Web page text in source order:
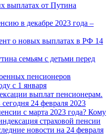
выплатах от Путина
в декабре 2023 года –
о новых выплатах в РФ 14
семьям с детьми перед
пенсионеров
с 1 января
выплат пенсионерам.
24 февраля 2023
с марта 2023 года? Кому
страховой пенсии
новости на 24 февраля